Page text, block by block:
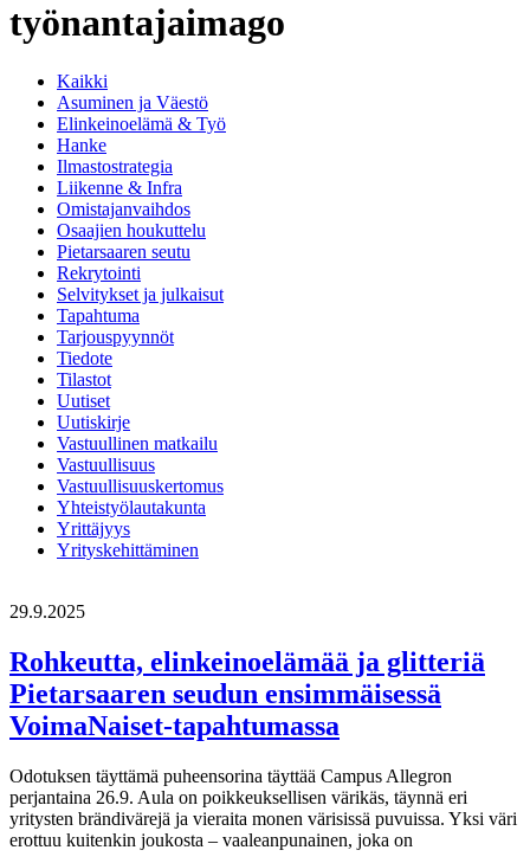
työnantajaimago
Kaikki
Asuminen ja Väestö
Elinkeinoelämä & Työ
Hanke
Ilmastostrategia
Liikenne & Infra
Omistajanvaihdos
Osaajien houkuttelu
Pietarsaaren seutu
Rekrytointi
Selvitykset ja julkaisut
Tapahtuma
Tarjouspyynnöt
Tiedote
Tilastot
Uutiset
Uutiskirje
Vastuullinen matkailu
Vastuullisuus
Vastuullisuuskertomus
Yhteistyölautakunta
Yrittäjyys
Yrityskehittäminen
29.9.2025
Rohkeutta, elinkeinoelämää ja glitteriä
Pietarsaaren seudun ensimmäisessä
VoimaNaiset-tapahtumassa
Odotuksen täyttämä puheensorina täyttää Campus Allegron
perjantaina 26.9. Aula on poikkeuksellisen värikäs, täynnä eri
yritysten brändivärejä ja vieraita monen värisissä puvuissa. Yksi väri
erottuu kuitenkin joukosta – vaaleanpunainen, joka on